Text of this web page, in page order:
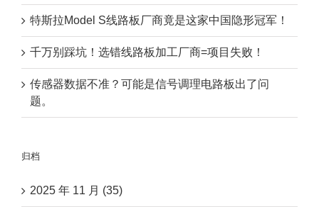
特斯拉Model S线路板厂商竟是这家中国隐形冠军！
千万别踩坑！选错线路板加工厂商=项目失败！
传感器数据不准？可能是信号调理电路板出了问
题。
归档
2025 年 11 月 (35)